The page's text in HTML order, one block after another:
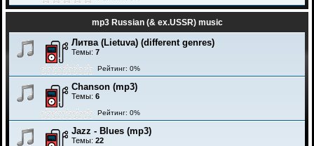
mp3 Russian (& ex.USSR) music
Литва (Lietuva) (different genres)
Темы: 7
Рейтинг: 0%
Chanson (mp3)
Темы: 6
Рейтинг: 0%
Jazz - Blues (mp3)
Темы: 22